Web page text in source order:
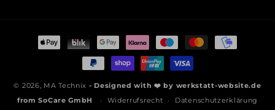
Zahlungsmethoden
© 2026, MA Technix - Designed with ❤️ by werkstatt-website.de
fromSoCare GmbH Widerrufsrecht Datenschutzerklärung